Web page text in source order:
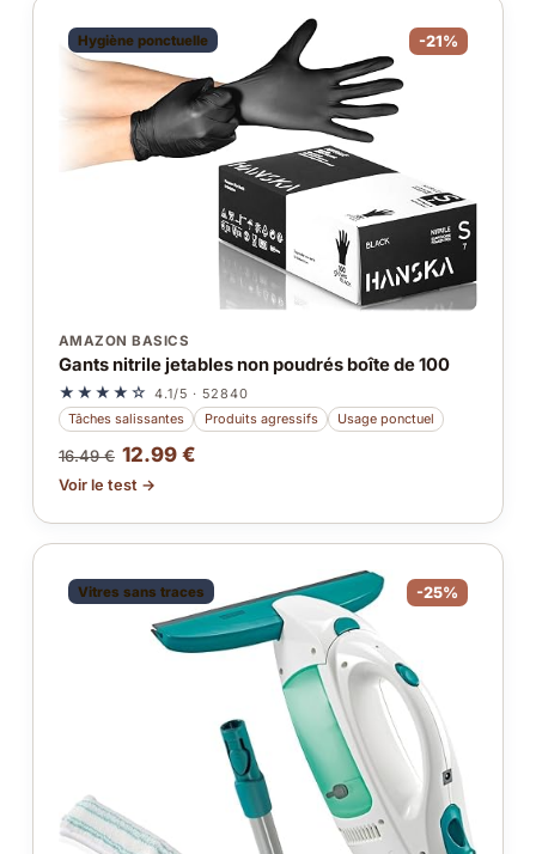
Hygiène ponctuelle -21%
AMAZON BASICS
Gants nitrile jetables non poudrés boîte de 100
★★★★☆ 4.1/5 · 52840
Tâches salissantes
Produits agressifs Usage ponctuel
16.49 € 12.99 €
Voir le test →
Vitres sans traces -25%